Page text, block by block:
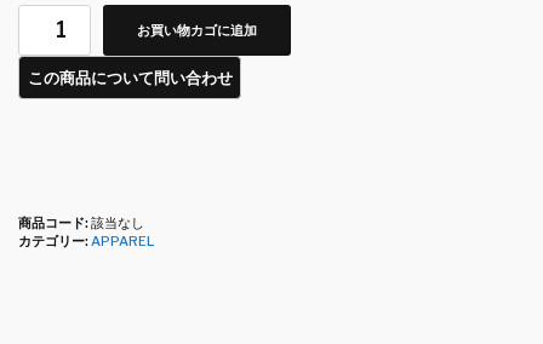
お買い物カゴに追加
商品コード:該当なし
カテゴリー:APPAREL